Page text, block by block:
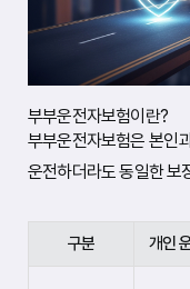
두
호
하
는
보
험
품
입
다
부부운전자보험이란?
부부운전자보험은 본인
운전하더라도 동일한 보
구분 개인